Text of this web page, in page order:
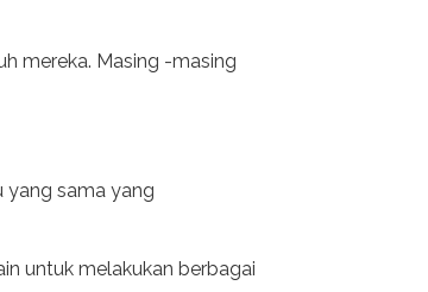
mereka. Masing -masing
yang sama yang
untuk melakukan berbagai